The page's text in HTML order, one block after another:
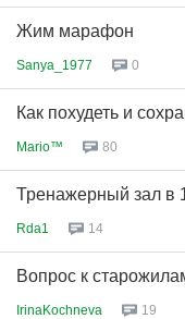
Жим марафон
Sanya_1977 0
Как похудеть и
Mario™ 80
Тренажерный зал в
Rda1 14
Вопрос к
IrinaKochneva 19